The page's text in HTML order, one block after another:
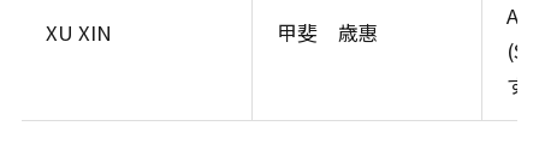
XU XIN 甲斐 歳惠
す